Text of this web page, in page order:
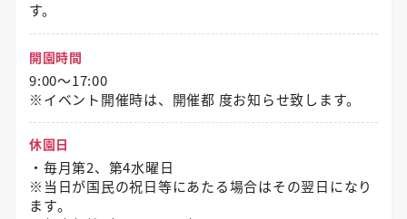
す。
開園時間
9:00～17:00
※イベント開催時は、開催都 度お知らせ致します。
休園日
・毎月第2、第4水曜日
※当日が国民の祝日等にあたる場合はその翌日になり
ます。